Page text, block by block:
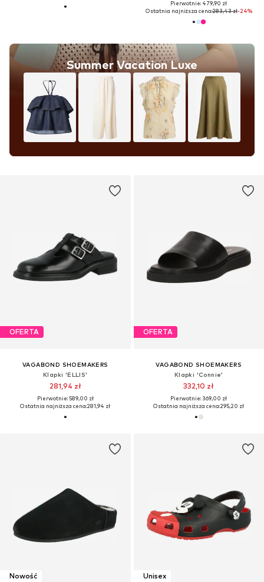
Summer Vacation Luxe
Pierwotnie: 479,90 zł
Ostatnia najniższa cena:283,43 zł-24%
OFERTA
VAGABOND SHOEMAKERS
Klapki 'ELLIS'
281,94 zł
Pierwotnie: 589,00 zł
Ostatnia najniższa cena:281,94 zł
OFERTA
VAGABOND SHOEMAKERS
Klapki 'Connie'
332,10 zł
Pierwotnie: 369,00 zł
Ostatnia najniższa cena:295,20 zł
Nowość Unisex